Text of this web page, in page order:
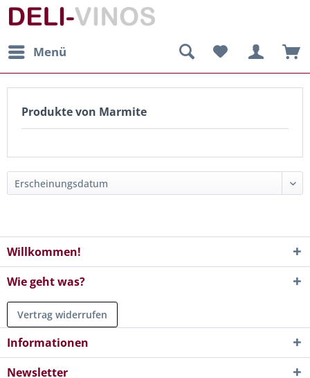
Menü
Produkte von Marmite
Willkommen!
Wie geht was?
Vertrag widerrufen
Informationen
Newsletter